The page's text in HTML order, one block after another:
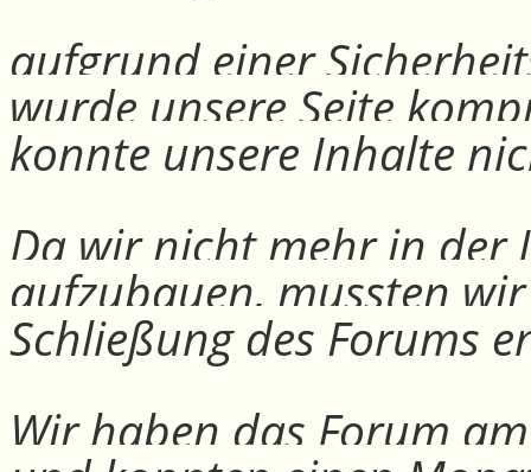
aufgrund einer
wurde unsere Seite
konnte unsere Inhalte
Da wir nicht mehr in der
aufzubauen, mussten
Schließung des Forums
Wir haben das Forum